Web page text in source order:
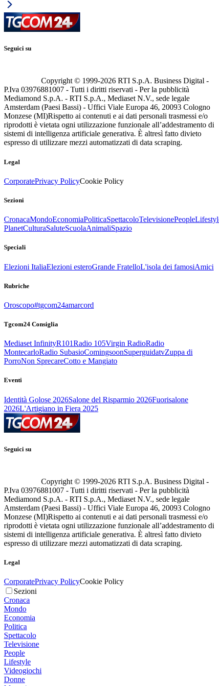
Seguici su
Copyright © 1999-2026 RTI S.p.A. Business Digital -
P.Iva 03976881007 - Tutti i diritti riservati - Per la pubblicità
Mediamond S.p.A. - RTI S.p.A., Mediaset N.V., sede legale
Amsterdam (Paesi Bassi) - Uffici Viale Europa 46, 20093 Cologno
Monzese (MI)Rispetto ai contenuti e ai dati personali trasmessi e/o
riprodotti è vietata ogni utilizzazione funzionale all’addestramento di
sistemi di intelligenza artificiale generativa. È altresì fatto divieto
espresso di utilizzare mezzi automatizzati di data scraping.
Legal
CorporatePrivacy PolicyCookie Policy
Sezioni
CronacaMondoEconomiaPoliticaSpettacoloTelevisionePeople
PlanetCulturaSaluteScuolaAnimaliSpazio
Speciali
Elezioni ItaliaElezioni esteroGrande FratelloL'isola dei famosiAmici
Rubriche
Oroscopo#tgcom24amarcord
Tgcom24 Consiglia
Mediaset InfinityR101Radio 105Virgin RadioRadio
MontecarloRadio SubasioComingsoonSuperguidatvZuppa di
PorroNon SprecareCotto e Mangiato
Eventi
Identità Golose 2026Salone del Risparmio 2026Fuorisalone
2026L'Artigiano in Fiera 2025
Seguici su
Copyright © 1999-2026 RTI S.p.A. Business Digital -
P.Iva 03976881007 - Tutti i diritti riservati - Per la pubblicità
Mediamond S.p.A. - RTI S.p.A., Mediaset N.V., sede legale
Amsterdam (Paesi Bassi) - Uffici Viale Europa 46, 20093 Cologno
Monzese (MI)Rispetto ai contenuti e ai dati personali trasmessi e/o
riprodotti è vietata ogni utilizzazione funzionale all’addestramento di
sistemi di intelligenza artificiale generativa. È altresì fatto divieto
espresso di utilizzare mezzi automatizzati di data scraping.
Legal
CorporatePrivacy PolicyCookie Policy
Sezioni
Cronaca
Mondo
Economia
Politica
Spettacolo
Televisione
People
Lifestyle
Videogiochi
Donne